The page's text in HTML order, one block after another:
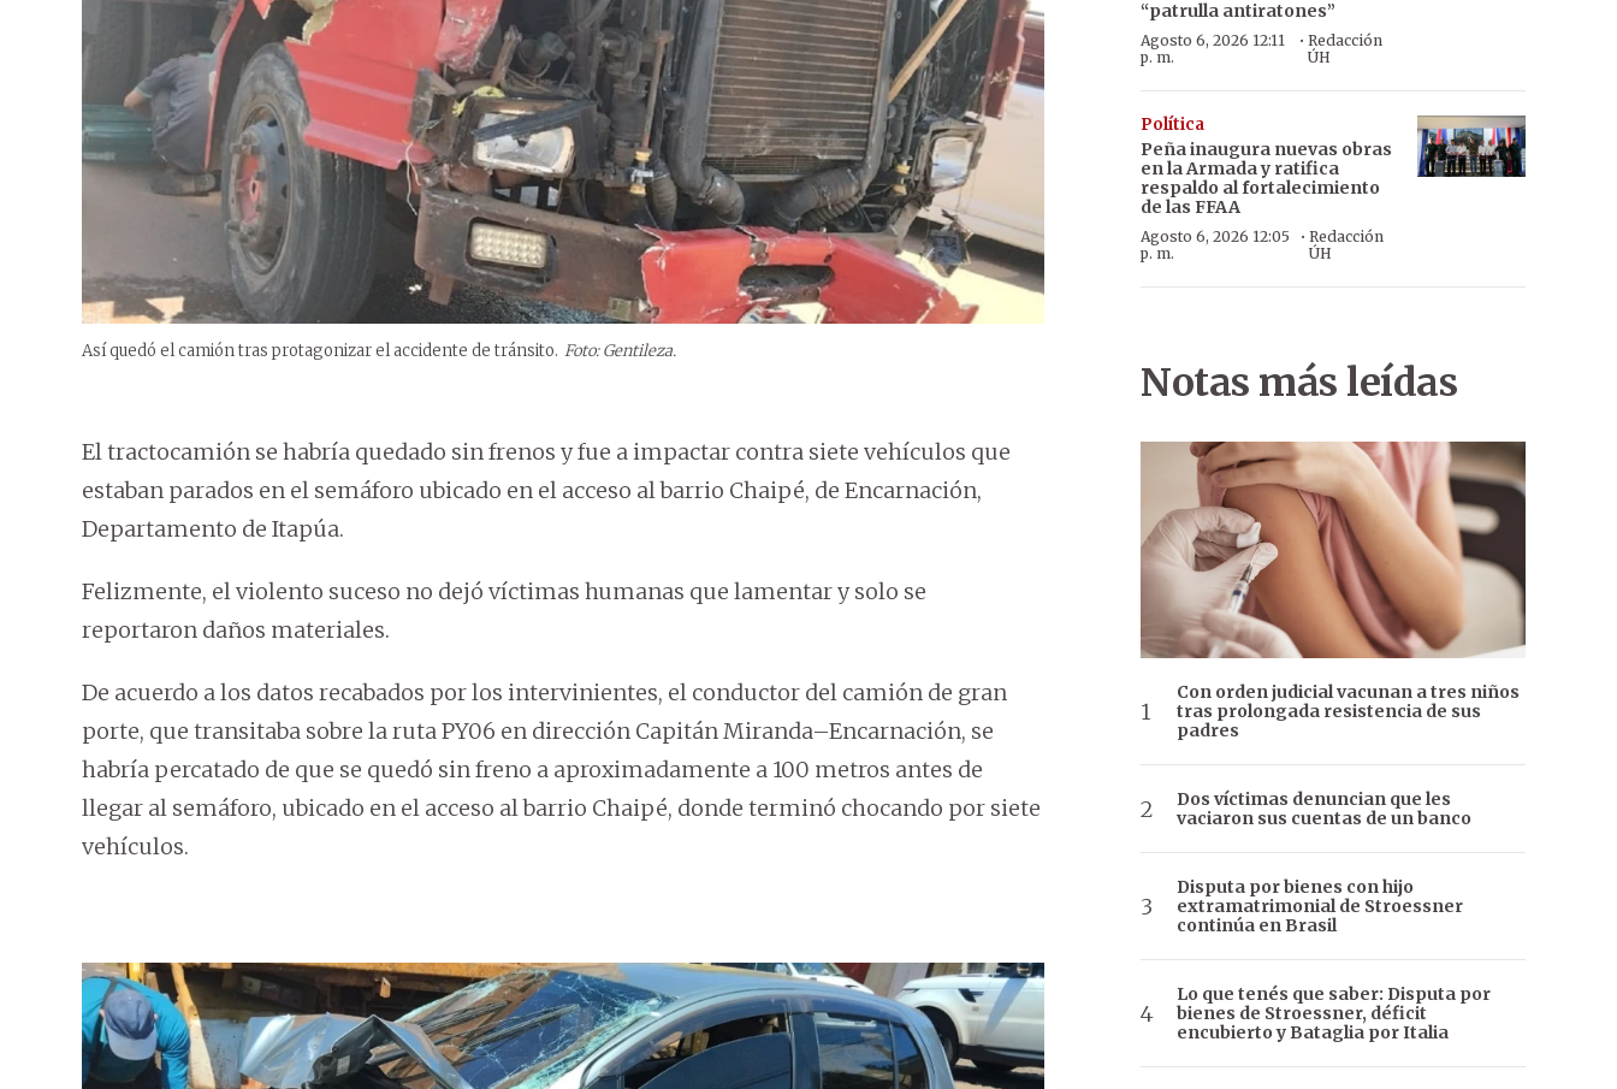
Así quedó el camión tras protagonizar el accidente de tránsito. Foto: Gentileza.
El tractocamión se habría quedado sin frenos y fue a impactar contra siete vehículos que
estaban parados en el semáforo ubicado en el acceso al barrio Chaipé, de Encarnación,
Departamento de Itapúa.
Felizmente, el violento suceso no dejó víctimas humanas que lamentar y solo se
reportaron daños materiales.
De acuerdo a los datos recabados por los intervinientes, el conductor del camión de gran
porte, que transitaba sobre la ruta PY06 en dirección Capitán Miranda–Encarnación, se
habría percatado de que se quedó sin freno a aproximadamente a 100 metros antes de
llegar al semáforo, ubicado en el acceso al barrio Chaipé, donde terminó chocando por siete
vehículos.
“patrulla antiratones”
Agosto 6, 2026 12:11
p. m.
· Redacción
ÚH
Política
Peña inaugura nuevas obras
en la Armada y ratifica
respaldo al fortalecimiento
de las FFAA
Agosto 6, 2026 12:05
p. m.
· Redacción
ÚH
Notas más leídas
Con orden judicial vacunan a tres niños
tras prolongada resistencia de sus
padres
Dos víctimas denuncian que les
vaciaron sus cuentas de un banco
Disputa por bienes con hijo
extramatrimonial de Stroessner
continúa en Brasil
Lo que tenés que saber: Disputa por
bienes de Stroessner, déficit
encubierto y Bataglia por Italia